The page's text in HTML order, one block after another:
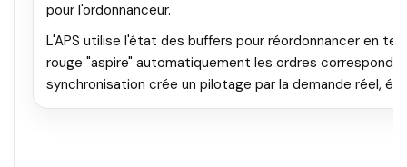
pour l'ordonnanceur.
L'APS utilise l'état des buffers pour réordonnancer en
rouge "aspire" automatiquement les ordres
synchronisation crée un pilotage par la demande réel,